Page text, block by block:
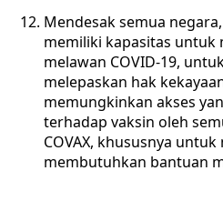
Mendesak semua
memiliki kapasitas untuk
melawan COVID-19,
melepaskan hak
memungkinkan akses
terhadap vaksin oleh
COVAX, khususnya
membutuhkan bantuan